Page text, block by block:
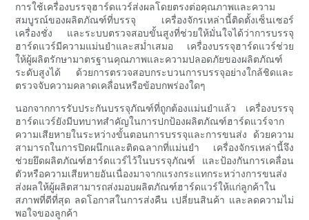
การใช้เครื่องบรรจุฮาร์ดแวร์ส่งผลโดยตรงต่อคุณภาพและความ
สมบูรณ์ของผลิตภัณฑ์ที่บรรจุ เครื่องจักรเหล่านี้ติดตั้งเซ็นเซอร์
เครื่องชั่ง และระบบตรวจสอบขั้นสูงที่ช่วยให้มั่นใจได้ว่าการบรรจุ
ฮาร์ดแวร์มีความแม่นยำและสม่ำเสมอ เครื่องบรรจุฮาร์ดแวร์ช่วย
ให้ผู้ผลิตรักษามาตรฐานคุณภาพและความปลอดภัยของผลิตภัณฑ์
ระดับสูงได้ ด้วยการตรวจสอบกระบวนการบรรจุอย่างใกล้ชิดและ
ตรวจจับความคลาดเคลื่อนหรือข้อบกพร่องใดๆ
นอกจากการรับประกันบรรจุภัณฑ์ที่ถูกต้องแม่นยำแล้ว เครื่องบรรจุ
ฮาร์ดแวร์ยังมีบทบาทสำคัญในการปกป้องผลิตภัณฑ์ฮาร์ดแวร์จาก
ความเสียหายในระหว่างขั้นตอนการบรรจุและการขนส่ง ด้วยความ
สามารถในการปิดผนึกและติดฉลากที่แม่นยำ เครื่องจักรเหล่านี้จึง
ช่วยยึดผลิตภัณฑ์ฮาร์ดแวร์ไว้ในบรรจุภัณฑ์ และป้องกันการเคลื่อน
ตัวหรือความเสียหายอันเนื่องมาจากแรงกระแทกระหว่างการขนส่ง
ส่งผลให้ผู้ผลิตสามารถส่งมอบผลิตภัณฑ์ฮาร์ดแวร์ให้แก่ลูกค้าใน
สภาพที่ดีที่สุด ลดโอกาสในการส่งคืน เปลี่ยนสินค้า และลดความไม่
พอใจของลูกค้า